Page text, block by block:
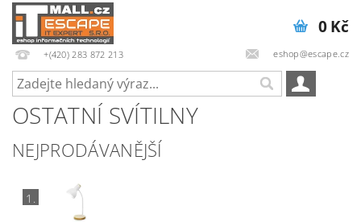
+(420) 283 872 213 eshop@escape.cz
0 Kč
OSTATNÍ SVÍTILNY
NEJPRODÁVANĚJŠÍ
1.